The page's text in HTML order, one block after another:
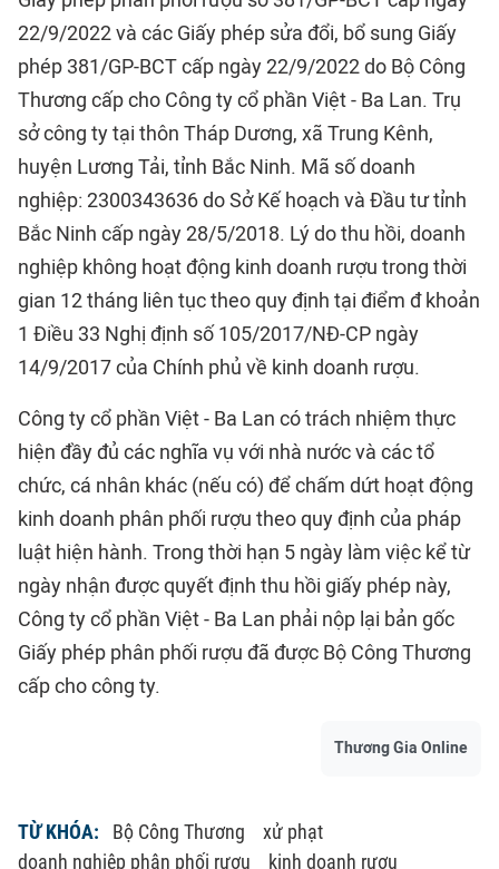
22/9/2022 và các Giấy phép sửa đổi, bổ sung Giấy
phép 381/GP-BCT cấp ngày 22/9/2022 do Bộ Công
Thương cấp cho Công ty cổ phần Việt - Ba Lan. Trụ
sở công ty tại thôn Tháp Dương, xã Trung Kênh,
huyện Lương Tải, tỉnh Bắc Ninh. Mã số doanh
nghiệp: 2300343636 do Sở Kế hoạch và Đầu tư tỉnh
Bắc Ninh cấp ngày 28/5/2018. Lý do thu hồi, doanh
nghiệp không hoạt động kinh doanh rượu trong thời
gian 12 tháng liên tục theo quy định tại điểm đ khoản
1 Điều 33 Nghị định số 105/2017/NĐ-CP ngày
14/9/2017 của Chính phủ về kinh doanh rượu.
Công ty cổ phần Việt - Ba Lan có trách nhiệm thực
hiện đầy đủ các nghĩa vụ với nhà nước và các tổ
chức, cá nhân khác (nếu có) để chấm dứt hoạt động
kinh doanh phân phối rượu theo quy định của pháp
luật hiện hành. Trong thời hạn 5 ngày làm việc kể từ
ngày nhận được quyết định thu hồi giấy phép này,
Công ty cổ phần Việt - Ba Lan phải nộp lại bản gốc
Giấy phép phân phối rượu đã được Bộ Công Thương
cấp cho công ty.
Thương Gia Online
TỪ KHÓA: Bộ Công Thương
xử phạt
doanh nghiệp phân phối rượu
kinh doanh rượu